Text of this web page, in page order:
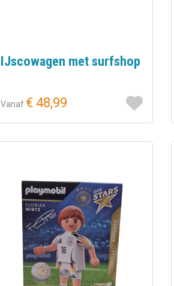
IJscowagen met surfshop
Vanaf € 48,99